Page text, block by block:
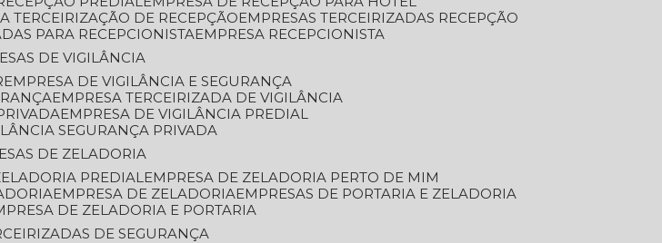
TERCEIRIZAÇÃO DE RECEPÇÃO
EMPRESAS TERCEIRIZADAS RECEPÇÃO
PARA RECEPCIONISTA
EMPRESA RECEPCIONISTA
DE VIGILÂNCIA
EMPRESA DE VIGILÂNCIA E SEGURANÇA
EMPRESA TERCEIRIZADA DE VIGILÂNCIA
EMPRESA DE VIGILÂNCIA PREDIAL
SEGURANÇA PRIVADA
DE ZELADORIA
PREDIAL
EMPRESA DE ZELADORIA PERTO DE MIM
EMPRESA DE ZELADORIA
EMPRESAS DE PORTARIA E ZELADORIA
DE ZELADORIA E PORTARIA
DE SEGURANÇA